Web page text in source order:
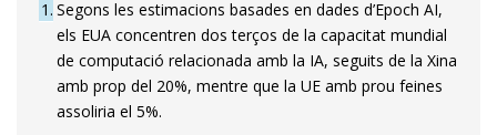
1 Segons les estimacions basades en dades d’Epoch AI,
els EUA concentren dos terços de la capacitat mundial
de computació relacionada amb la IA, seguits de la Xina
amb prop del 20%, mentre que la UE amb prou feines
assoliria el 5%.